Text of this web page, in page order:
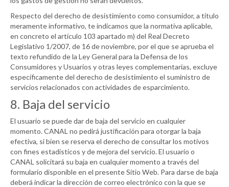
Respecto del derecho de desistimiento como consumidor, a título
meramente informativo, te indicamos que la normativa aplicable,
en concreto el artículo 103 apartado m) del Real Decreto
Legislativo 1/2007, de 16 de noviembre, por el que se aprueba el
texto refundido de la Ley General para la Defensa de los
Consumidores y Usuarios y otras leyes complementarias, excluye
específicamente del derecho de desistimiento el suministro de
servicios relacionados con actividades de esparcimiento.
8. Baja del servicio
El usuario se puede dar de baja del servicio en cualquier
momento.CANAL no pedirá justificación para otorgar la baja
efectiva, si bien se reserva el derecho de consultar los motivos
con fines estadísticos y de mejora del servicio. El usuario o
CANAL solicitará su baja en cualquier momento a través del
formulario disponible en el presente Sitio Web. Para darse de baja
deberá indicar la dirección de correo electrónico con la que se